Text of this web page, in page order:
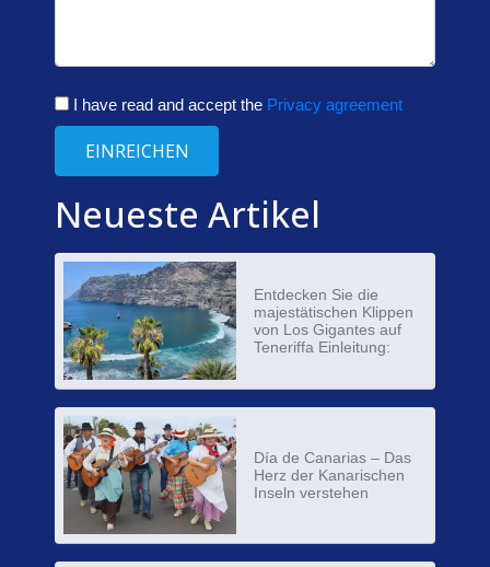
I have read and accept the Privacy agreement
EINREICHEN
Neueste Artikel
Entdecken Sie die
majestätischen Klippen
von Los Gigantes auf
Teneriffa Einleitung:
Día de Canarias – Das
Herz der Kanarischen
Inseln verstehen